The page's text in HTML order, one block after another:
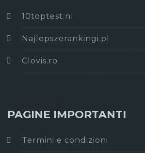
10toptest.nl
Najlepszerankingi.pl
Clovis.ro
PAGINE IMPORTANTI
Termini e condizioni